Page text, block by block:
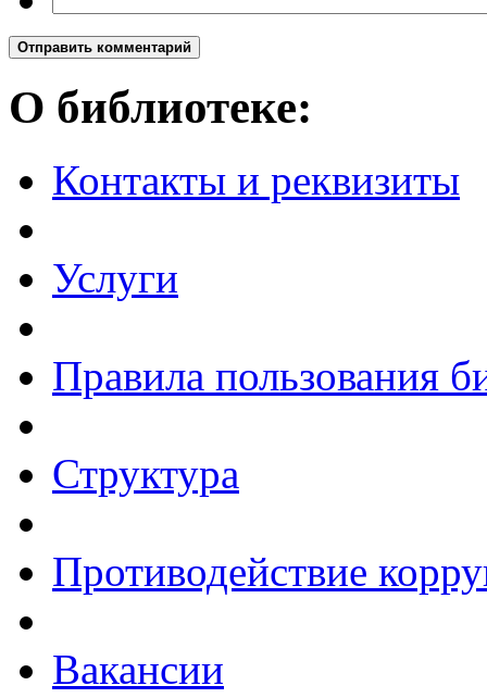
Отправить комментарий
О библиотеке:
Контакты и реквизиты
Услуги
Правила пользования
Структура
Противодействие
Вакансии